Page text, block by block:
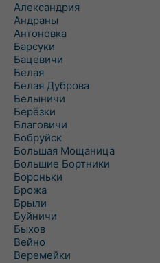
Александрия
Андраны
Антоновка
Барсуки
Бацевичи
Белая
Белая Дуброва
Белыничи
Берёзки
Благовичи
Бобруйск
Большая Мощаница
Большие Бортники
Бороньки
Брожа
Брыли
Буйничи
Быхов
Вейно
Веремейки